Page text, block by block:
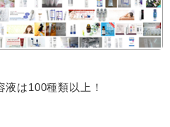
は100種類以上！